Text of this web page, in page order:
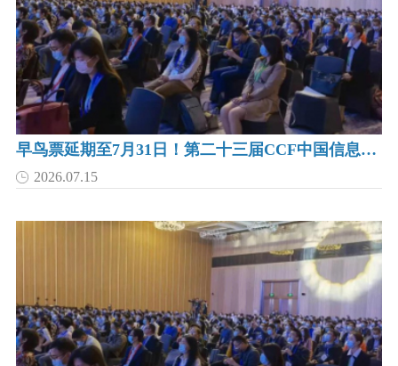
早鸟票延期至7月31日！第二十三届CCF中国信息系统及应用大会(WISA 2026)邀你共赴昆明，酒店预订现已开放
2026.07.15